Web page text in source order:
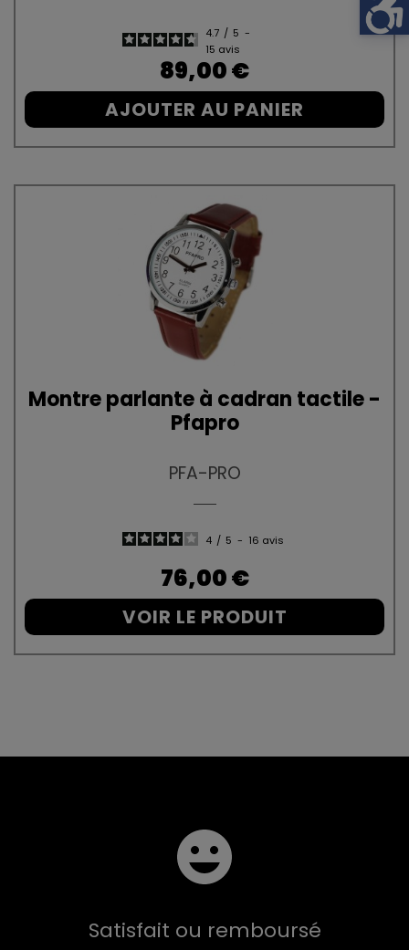
4.7 / 5 -
15 avis
Prix
89,00 €
AJOUTER AU PANIER
Montre parlante à cadran tactile -
Pfapro
PFA-PRO
4 / 5 - 16 avis
Prix
76,00 €
VOIR LE PRODUIT
Satisfait ou remboursé